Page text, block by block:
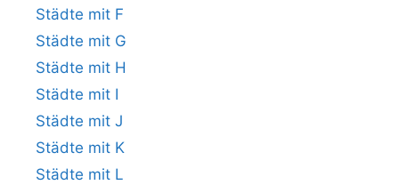
Städte mit F
Städte mit G
Städte mit H
Städte mit I
Städte mit J
Städte mit K
Städte mit L